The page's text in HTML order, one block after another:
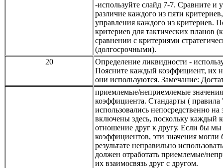
-используйте слайд 7-7. Сравните и
различие каждого из пяти
управления каждого из критериев.
критериев для тактических планов
сравнении с критериями
(долгосрочными).
20
Определение ликвидности -
Поясните каждый коэффициент, их
они используются. Замечание:
приемлемые/неприемлемые
коэффициента. Стандарты ( правила
использовались непосредственно на
включены здесь, поскольку каждый
отношение друг к другу. Если бы
коэффициентов, эти значения
результате неправильно
должен отработать приемлемые/
их взаимосвязь друг с другом.